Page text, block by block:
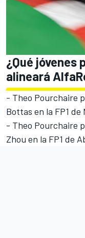
¿Qué jóvenes
alineará
- Theo Pourchaire
Bottas en la FP1 de
- Theo Pourchaire
Zhou en la FP1 de